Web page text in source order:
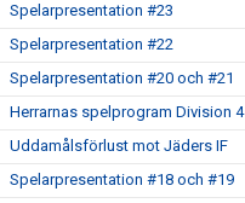
Spelarpresentation #23
Spelarpresentation #22
Spelarpresentation #20 och #21
Herrarnas spelprogram Division
Uddamålsförlust mot Jäders IF
Spelarpresentation #18 och #19